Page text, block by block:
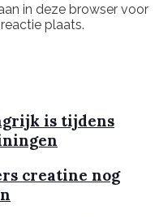
in deze browser voor
plaats.
is tijdens
creatine nog